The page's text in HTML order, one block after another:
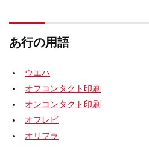
あ行の用語
ウエハ
オフコンタクト印刷
オンコンタクト印刷
オフレビ
オリフラ